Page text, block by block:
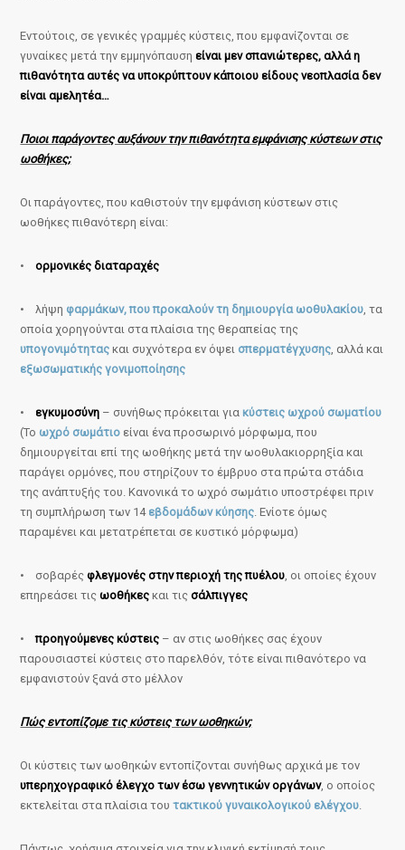
Εντούτοις, σε γενικές γραμμές κύστεις, που εμφανίζονται σε
γυναίκες μετά την εμμηνόπαυσηείναι μεν σπανιώτερες, αλλά η
πιθανότητα αυτές να υποκρύπτουν κάποιου είδους νεοπλασία δεν
είναι αμελητέα…
Ποιοι παράγοντες αυξάνουν την πιθανότητα εμφάνισης κύστεων στις
ωοθήκες;
Οι παράγοντες, που καθιστούν την εμφάνιση κύστεων στις
ωοθήκες πιθανότερη είναι:
•ορμονικές διαταραχές
• λήψη φαρμάκων, που προκαλούν τη δημιουργία ωοθυλακίου , τα
οποία χορηγούνται στα πλαίσια της θεραπείας της
υπογονιμότηταςκαι συχνότερα εν όψει σπερματέγχυσης , αλλά και
εξωσωματικής γονιμοποίησης
•εγκυμοσύνη – συνήθως πρόκειται γιακύστεις ωχρού σωματίου
(Το ωχρό σωμάτιο είναι ένα προσωρινό μόρφωμα, που
δημιουργείται επί της ωοθήκης μετά την ωοθυλακιορρηξία και
παράγει ορμόνες, που στηρίζουν το έμβρυο στα πρώτα στάδια
της ανάπτυξής του. Κανονικά το ωχρό σωμάτιο υποστρέφει πριν
τη συμπλήρωση των 14 εβδομάδων κύησης . Ενίοτε όμως
παραμένει και μετατρέπεται σε κυστικό μόρφωμα)
• σοβαρέςφλεγμονές στην περιοχή της πυέλου , οι οποίες έχουν
επηρεάσει τιςωοθήκες και τιςσάλπιγγες
•προηγούμενες κύστεις – αν στις ωοθήκες σας έχουν
παρουσιαστεί κύστεις στο παρελθόν, τότε είναι πιθανότερο να
εμφανιστούν ξανά στο μέλλον
Πώς εντοπίζομε τις κύστεις των ωοθηκών;
Οι κύστεις των ωοθηκών εντοπίζονται συνήθως αρχικά με τον
υπερηχογραφικό έλεγχο των έσω γεννητικών οργάνων, ο οποίος
εκτελείται στα πλαίσια τουτακτικού γυναικολογικού ελέγχου